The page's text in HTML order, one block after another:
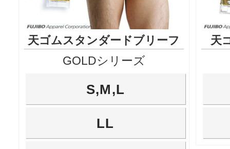
天ゴムスタンダードブリーフ
GOLDシリーズ
S,M,L
LL
天